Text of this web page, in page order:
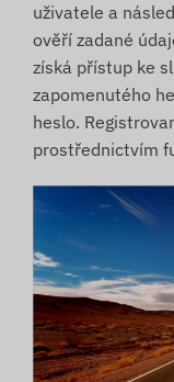
uživatele a
ověří zadané
získá přístup ke
zapomenutého
heslo.
prostřednictvím